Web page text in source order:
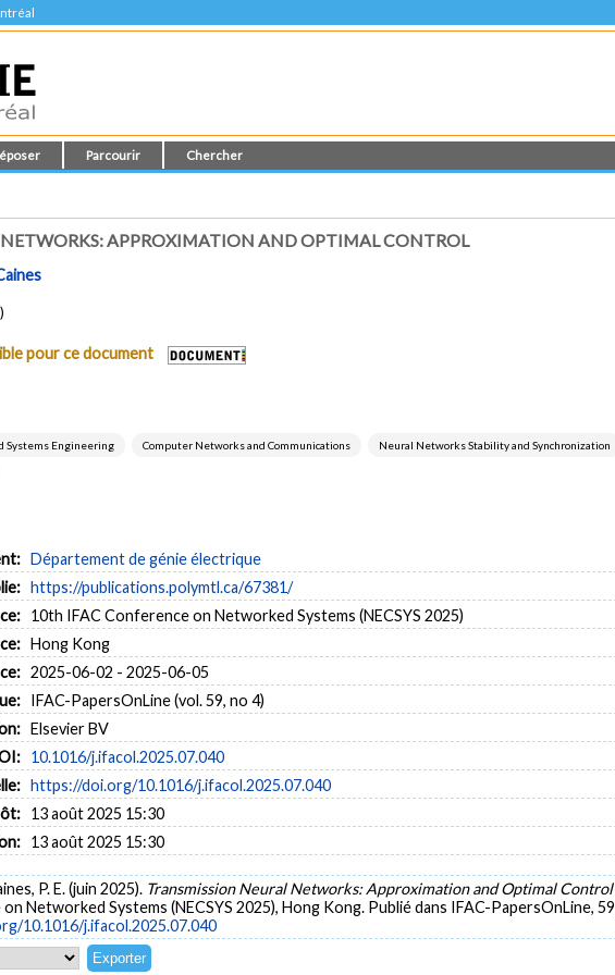
Parcourir Chercher
APPROXIMATION AND OPTIMAL CONTROL
pour ce document
Systems Engineering Computer Networks and Communications Neural Networks Stability and Synchronization
Département de génie électrique
https://publications.polymtl.ca/67381/
10th IFAC Conference on Networked Systems (NECSYS 2025)
Hong Kong
2025-06-02 - 2025-06-05
IFAC-PapersOnLine (vol. 59, no 4)
Elsevier BV
10.1016/j.ifacol.2025.07.040
https://doi.org/10.1016/j.ifacol.2025.07.040
13 août 2025 15:30
13 août 2025 15:30
P. E. (juin 2025). Transmission Neural Networks: Approximation and Optimal Control
Networked Systems (NECSYS 2025), Hong Kong. Publié dans IFAC-PapersOnLine, 59
10.1016/j.ifacol.2025.07.040